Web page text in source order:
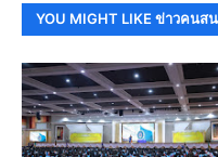
YOU MIGHT LIKE ข่าวคนส